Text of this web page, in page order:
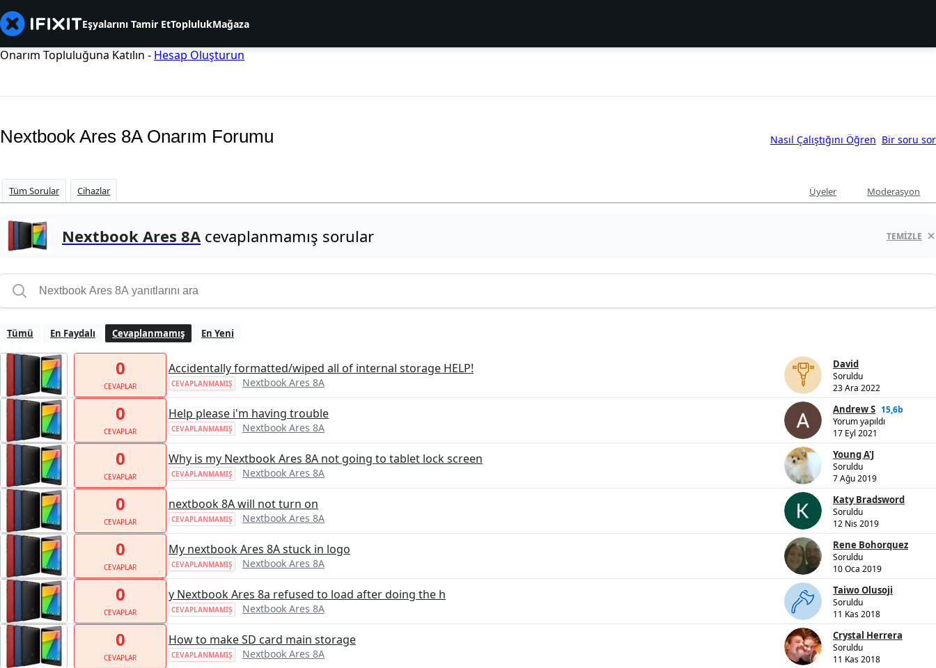
Eşyalarını Tamir EtToplulukMağaza
Onarım Topluluğuna Katılın - Hesap Oluşturun
Nextbook Ares 8A Onarım Forumu Nasıl Çalıştığını Öğren Bir soru sor
Tüm Sorular Cihazlar Üyeler Moderasyon
Nextbook Ares 8A cevaplanmamış sorular TEMIZLE
Tümü En Faydalı Cevaplanmamış En Yeni
0
CEVAPLAR
Accidentally formatted/wiped all of internal storage HELP!
CEVAPLANMAMIŞ Nextbook Ares 8A
David
Soruldu
23 Ara 2022
0
CEVAPLAR
Help please i'm having trouble
CEVAPLANMAMIŞ Nextbook Ares 8A
Andrew S 15,6b
Yorum yapıldı
17 Eyl 2021
0
CEVAPLAR
Why is my Nextbook Ares 8A not going to tablet lock screen
CEVAPLANMAMIŞ Nextbook Ares 8A
Young A'J
Soruldu
7 Ağu 2019
0
CEVAPLAR
nextbook 8A will not turn on
CEVAPLANMAMIŞ Nextbook Ares 8A
Katy Bradsword
Soruldu
12 Nis 2019
0
CEVAPLAR
My nextbook Ares 8A stuck in logo
CEVAPLANMAMIŞ Nextbook Ares 8A
Rene Bohorquez
Soruldu
10 Oca 2019
0
CEVAPLAR
y Nextbook Ares 8a refused to load after doing the h
CEVAPLANMAMIŞ Nextbook Ares 8A
Taiwo Olusoji
Soruldu
11 Kas 2018
0
CEVAPLAR
How to make SD card main storage
CEVAPLANMAMIŞ Nextbook Ares 8A
Crystal Herrera
Soruldu
11 Kas 2018